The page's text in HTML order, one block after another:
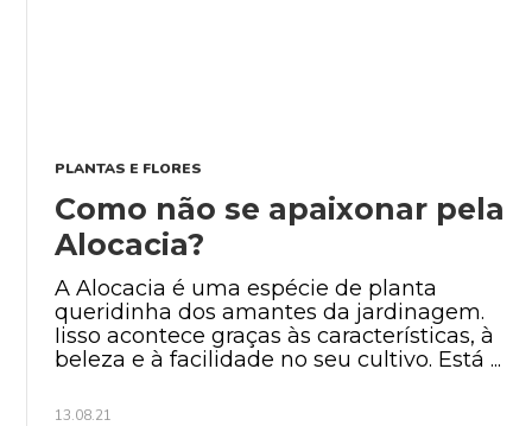
PLANTAS E FLORES
Como não se apaixonar pela
Alocacia?
A Alocacia é uma espécie de planta
queridinha dos amantes da jardinagem.
Iisso acontece graças às características, à
beleza e à facilidade no seu cultivo. Está ...
13.08.21